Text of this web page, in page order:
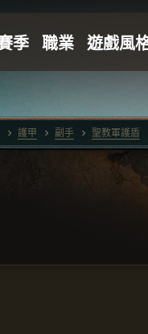
護甲 副手 聖教軍護盾